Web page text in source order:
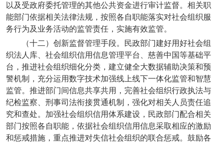
以及受政府委托管理的其他公共资金进行审计监督。相关职
能部门依据相关法律法规，按照各自职能落实对社会组织服
务行为及业务活动的监管责任，实施有效监管。
（十二）创新监督管理手段。民政部门建好用好社会组
织法人库、社会组织信用信息管理平台、慈善中国等基础平
台，推进社会组织细化分类，建立健全大数据辅助决策和预
警机制，充分运用数字技术加强线上线下一体化监管和智慧
监管。推进部门间信息共享共用，完善社会组织行政执法与
纪检监察、刑事司法衔接贯通机制，强化对相关人员责任追
究和查处。加强社会组织信用体系建设，民政部门配合相关
部门按照各自职能，依据社会组织信用信息采取相应的激励
和惩戒措施，重点推进对失信社会组织的联合惩戒。鼓励各